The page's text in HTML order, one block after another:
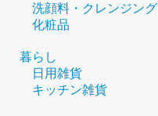
洗顔料・クレンジング
化粧品
暮らし
日用雑貨
キッチン雑貨